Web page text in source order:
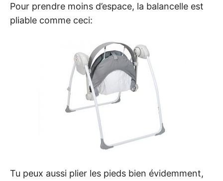
Pour prendre moins d’espace, la balancelle est
pliable comme ceci:
Tu peux aussi plier les pieds bien évidemment,